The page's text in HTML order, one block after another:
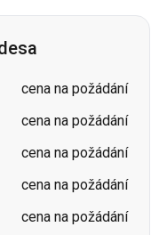
cena na požádání
cena na požádání
cena na požádání
cena na požádání
cena na požádání